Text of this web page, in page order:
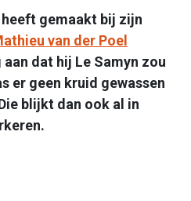
gemaakt bij zijn
van der Poel
dat hij Le Samyn zou
er geen kruid gewassen
blijkt dan ook al in